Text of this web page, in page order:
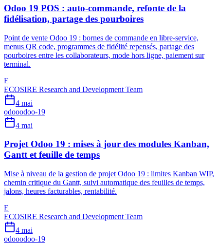
Odoo 19 POS : auto-commande, refonte de la
fidélisation, partage des pourboires
Point de vente Odoo 19 : bornes de commande en libre-service,
menus QR code, programmes de fidélité repensés, partage des
pourboires entre les collaborateurs, mode hors ligne, paiement sur
terminal.
E
ECOSIRE Research and Development Team
4 mai
odooodoo-19
4 mai
Projet Odoo 19 : mises à jour des modules Kanban,
Gantt et feuille de temps
Mise à niveau de la gestion de projet Odoo 19 : limites Kanban WIP,
chemin critique du Gantt, suivi automatique des feuilles de temps,
jalons, heures facturables, rentabilité.
E
ECOSIRE Research and Development Team
4 mai
odooodoo-19